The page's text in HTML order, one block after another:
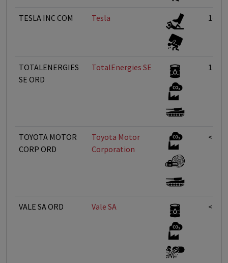
TESLA INC COM Tesla 1-5%
TOTALENERGIES
SE ORD
TotalEnergies SE 1-5%
TOYOTA MOTOR
CORP ORD
Toyota Motor
Corporation
<1%
VALE SA ORD Vale SA <1%